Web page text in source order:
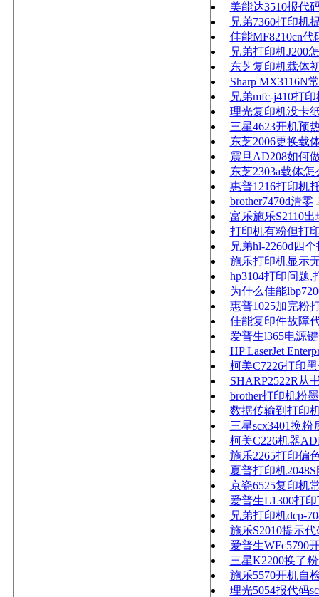
美能达3510报代
兄弟7360打印机
佳能MF8210cn代
兄弟打印机J200
东芝复印机载体
Sharp MX3116N
兄弟mfc-j410打
理光复印机没卡
三星4623开机预
东芝2006更换载
震旦AD208如何
东芝2303a载体怎
惠普1216打印机
brother7470d清零
富乐施乐S2110
打印机有粉但打
兄弟hl-2260d四
施乐打印机显示
hp3104打印问题,
为什么佳能
惠普1025加完粉
佳能复印件故障
爱普生l365电源
HP LaserJet
柯美C7226打印
SHARP2522R从
brother打印机粉
数据传输到打印
三星scx3401换
柯美C226机器
施乐2265打印偏
夏普打印机
京瓷6525复印机
爱普生L1300打
兄弟打印机dcp-
施乐S2010提示
爱普生WFc5790
三星K2200换了
施乐5570开机自
理光5054报代码